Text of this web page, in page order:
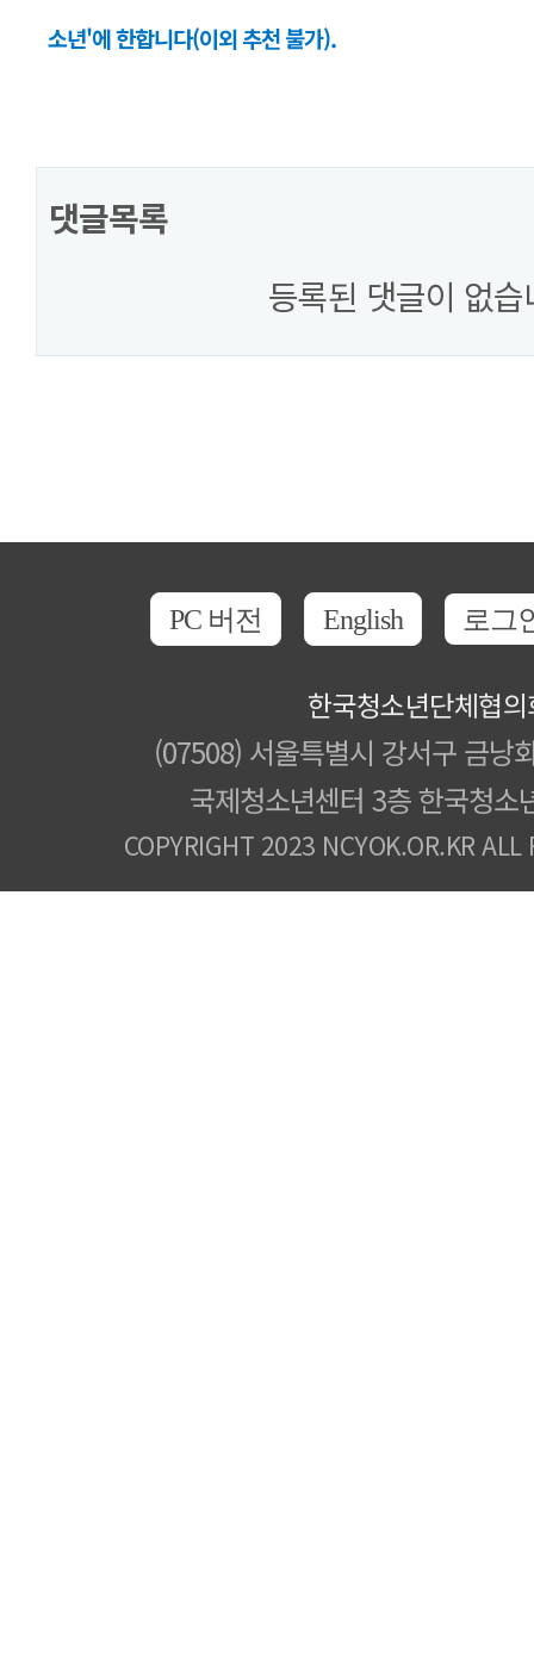
소년'에 한합니다(이외 추천 불가).
댓글목록
등록된 댓글이 없습
PC 버전 English 로그
한국청소년단체협
(07508) 서울특별시 강서구 금낭
국제청소년센터 3층 한국청소
COPYRIGHT 2023 NCYOK.OR.KR ALL